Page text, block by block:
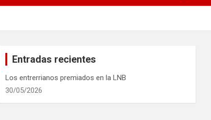
Entradas recientes
Los entrerrianos premiados en la LNB
30/05/2026